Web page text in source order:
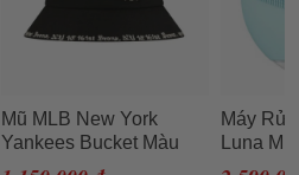
Mũ MLB New York
Yankees Bucket Màu
Đen Size 57H
Máy
Luna
Mint